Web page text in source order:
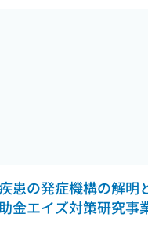
患の発症機構の解明
金エイズ対策研究事